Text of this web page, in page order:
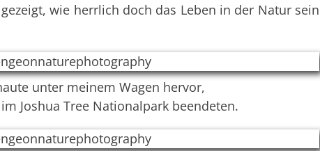
wie herrlich doch das Leben in der Natur sein
unter meinem Wagen hervor,
Joshua Tree Nationalpark beendeten.